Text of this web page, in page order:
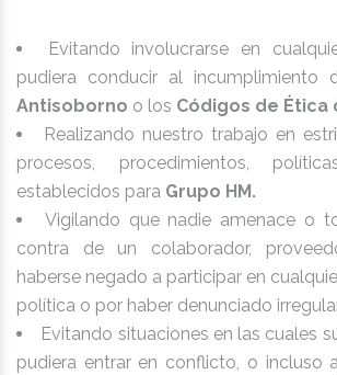
Evitando involucrarse en
pudiera conducir al incumplimiento
Antisoborno o los Códigos de Ética
Realizando nuestro trabajo en
procesos, procedimientos,
establecidos para Grupo HM.
Vigilando que nadie amenace o
contra de un colaborador,
haberse negado a participar en
política o por haber denunciado
Evitando situaciones en las cuales
pudiera entrar en conflicto, o incluso